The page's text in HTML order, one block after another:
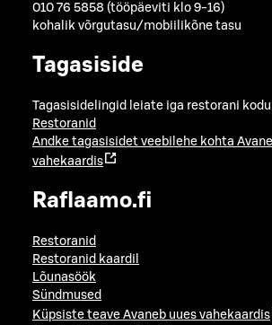
010 76 5858 (tööpäeviti klo 9-16)
kohalik võrgutasu/mobiilikõne tasu
Tagasiside
Tagasisidelingid leiate iga restorani
Restoranid
Andke tagasisidet veebilehe kohta
vahekaardis
Raflaamo.fi
Restoranid
Restoranid kaardil
Lõunasöök
Sündmused
Küpsiste teave Avaneb uues vahekaardis